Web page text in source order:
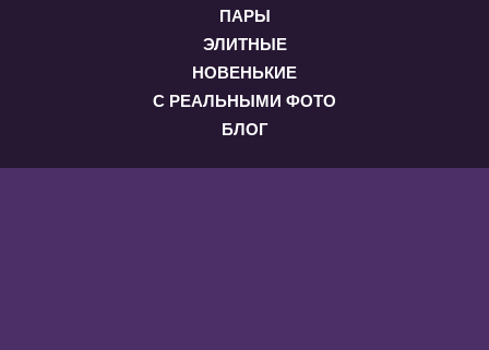
ПАРЫ
ЭЛИТНЫЕ
НОВЕНЬКИЕ
С РЕАЛЬНЫМИ ФОТО
БЛОГ